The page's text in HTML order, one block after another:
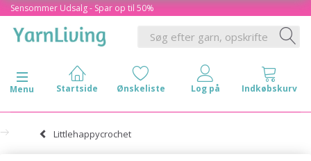
Sensommer Udsalg - Spar op til 50%
Skifte navigation
Menu
Littlehappycrochet